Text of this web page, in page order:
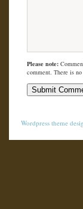
Please note:
comment. There is
Wordpress theme